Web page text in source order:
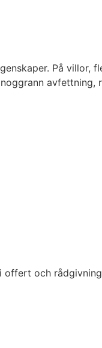
På villor,
och